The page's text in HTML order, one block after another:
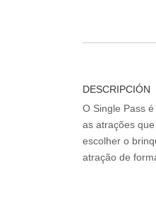
DESCRIPCIÓN
O Single Pass
as atrações
escolher o
atração de